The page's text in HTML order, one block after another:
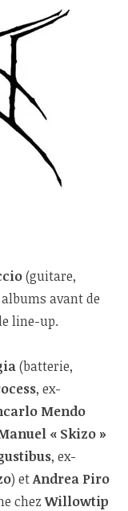
(guitare,
avant de
line-up.
(batterie,
, ex-
Mendo
« Skizo »
, ex-
) etAndrea Piro
chezWillowtip